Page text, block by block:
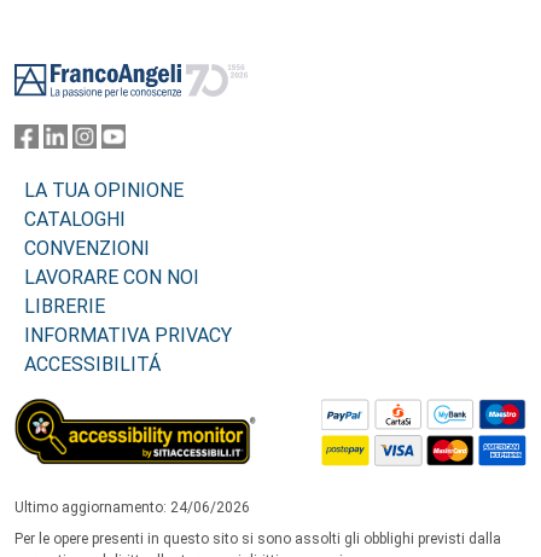
LA TUA OPINIONE
CATALOGHI
CONVENZIONI
LAVORARE CON NOI
LIBRERIE
INFORMATIVA PRIVACY
ACCESSIBILITÁ
Ultimo aggiornamento: 24/06/2026
Per le opere presenti in questo sito si sono assolti gli obblighi previsti dalla